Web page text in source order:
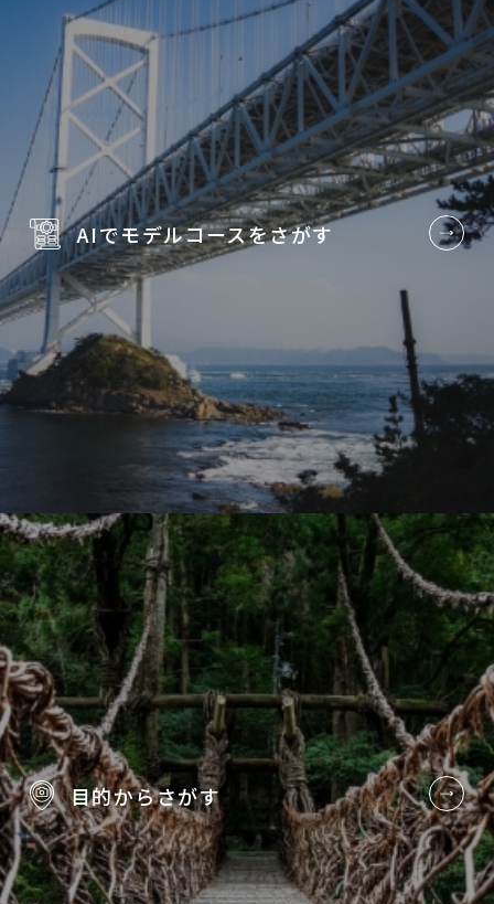
AIでモデルコースをさがす
目的からさがす